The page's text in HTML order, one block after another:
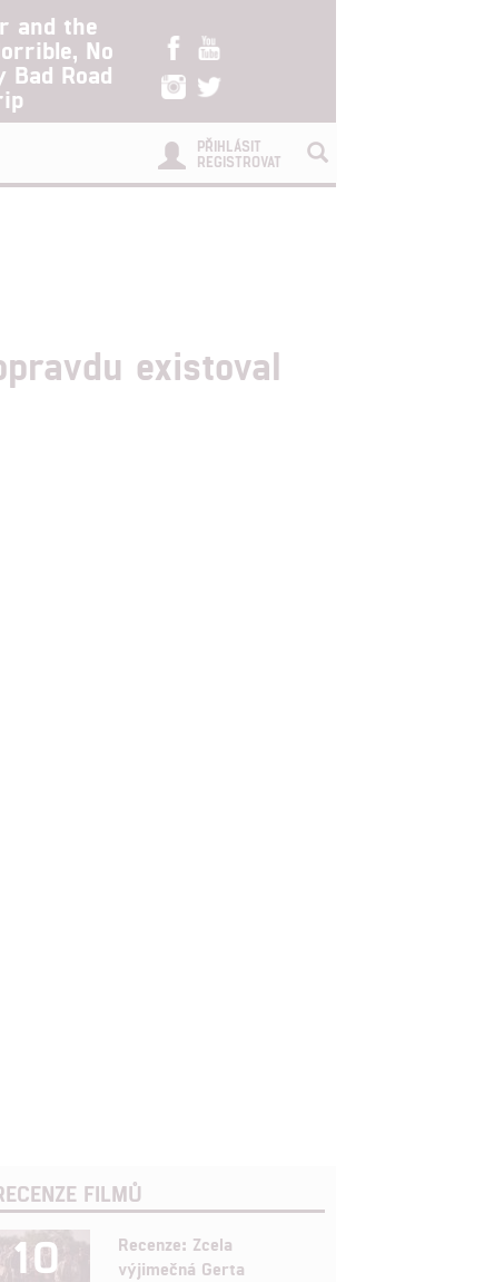
and the
No
Bad Road
PŘIHLÁSIT
REGISTROVAT
existoval
FILMŮ
10
Recenze: Zcela
výjimečná Gerta